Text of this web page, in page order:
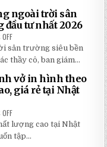
ĐỘNG
QUAY
TAY
TIẾT
2026:
5
BÍ
MẬT
GIÚP
BẠN
TIẾT
KHI
LẮP
ĐẶT
ngoài trời sân
đầu tư nhất 2026
TOP
5
LOẠI
DÙ
CHE
NẮNG
NGOÀI
TRỜI
BỀN
ĐÁNG
ĐẦU
sân trường siêu bền
thầy cô, ban giám...
vở in hình theo
giá rẻ tại Nhật
CHỈ
24H
ĐỂ
HOÀN
lượng cao tại Nhật
tập...